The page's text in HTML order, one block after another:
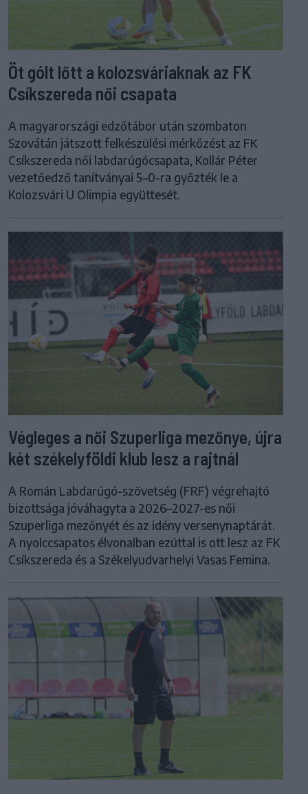
Öt gólt lőtt a kolozsváriaknak az FK
Csíkszereda női csapata
A magyarországi edzőtábor után szombaton
Szovátán játszott felkészülési mérkőzést az FK
Csíkszereda női labdarúgócsapata, Kollár Péter
vezetőedző tanítványai 5–0-ra győzték le a
Kolozsvári U Olimpia együttesét.
Végleges a női Szuperliga mezőnye, újra
két székelyföldi klub lesz a rajtnál
A Román Labdarúgó-szövetség (FRF) végrehajtó
bizottsága jóváhagyta a 2026–2027-es női
Szuperliga mezőnyét és az idény versenynaptárát.
A nyolccsapatos élvonalban ezúttal is ott lesz az FK
Csíkszereda és a Székelyudvarhelyi Vasas Femina.